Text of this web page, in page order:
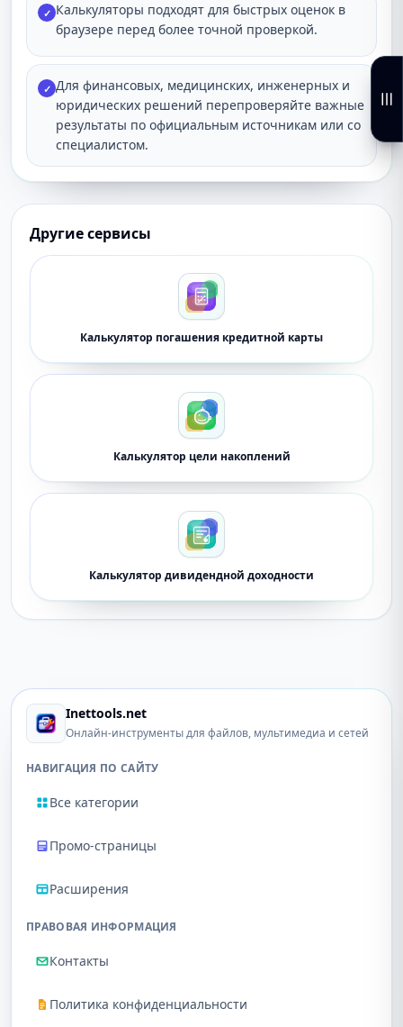
✓ Калькуляторы подходят для быстрых оценок в
браузере перед более точной проверкой.
✓ Для финансовых, медицинских, инженерных и
юридических решений перепроверяйте важные
результаты по официальным источникам или со
специалистом.
Другие сервисы
Калькулятор погашения кредитной карты
Калькулятор цели накоплений
Калькулятор дивидендной доходности
Inettools.net
Онлайн-инструменты для файлов, мультимедиа и сетей
НАВИГАЦИЯ ПО САЙТУ
Все категории
Промо-страницы
Расширения
ПРАВОВАЯ ИНФОРМАЦИЯ
Контакты
Политика конфиденциальности